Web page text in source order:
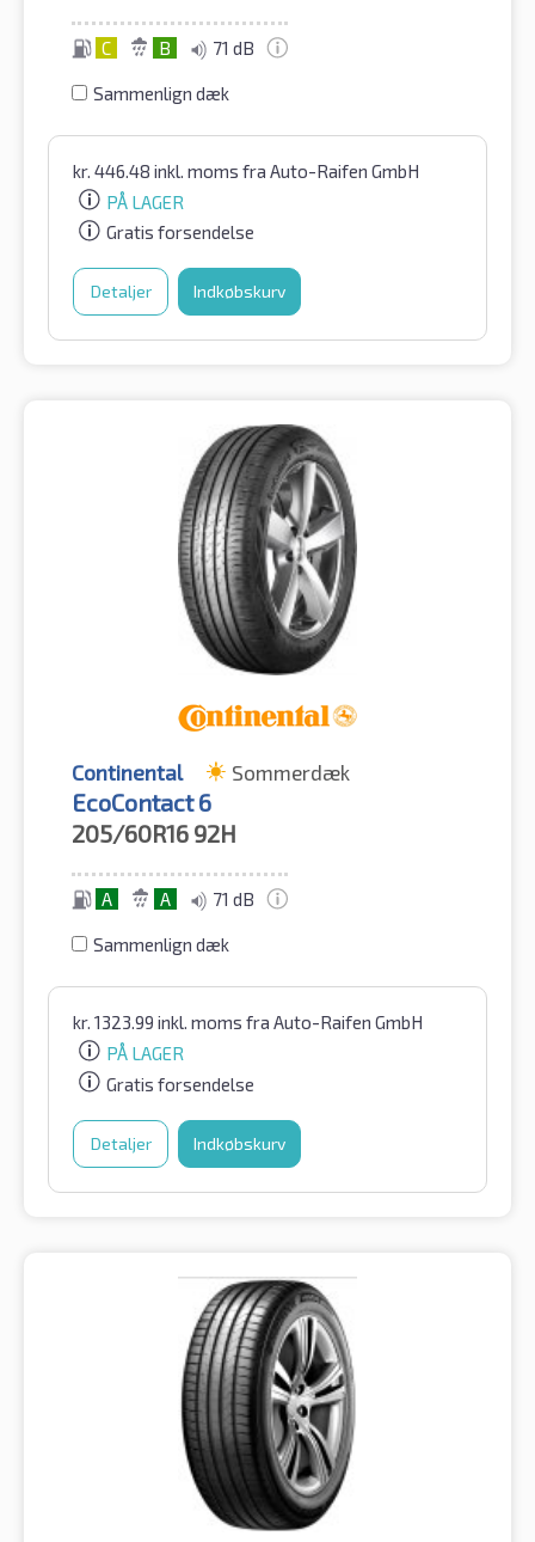
C B 71 dB
Sammenlign dæk
kr. 446.48 inkl. moms fra Auto-Raifen GmbH
PÅ LAGER
Gratis forsendelse
Detaljer Indkøbskurv
Continental Sommerdæk
EcoContact 6
205/60R16 92H
A A 71 dB
Sammenlign dæk
kr. 1323.99 inkl. moms fra Auto-Raifen GmbH
PÅ LAGER
Gratis forsendelse
Detaljer Indkøbskurv